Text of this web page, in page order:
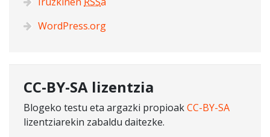
WordPress.org
CC-BY-SA lizentzia
Blogeko testu eta argazki propioakCC-BY-SA
lizentziarekin zabaldu daitezke.